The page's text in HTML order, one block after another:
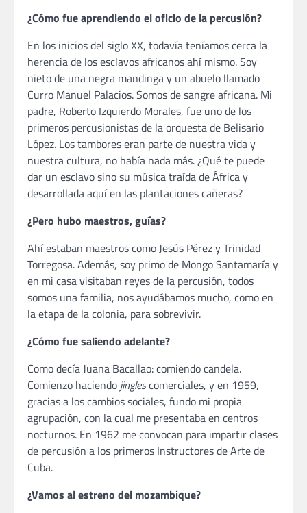
¿Cómo fue aprendiendo el oficio de la percusión?
En los inicios del siglo XX, todavía teníamos cerca la
herencia de los esclavos africanos ahí mismo. Soy
nieto de una negra mandinga y un abuelo llamado
Curro Manuel Palacios. Somos de sangre africana. Mi
padre, Roberto Izquierdo Morales, fue uno de los
primeros percusionistas de la orquesta de Belisario
López. Los tambores eran parte de nuestra vida y
nuestra cultura, no había nada más. ¿Qué te puede
dar un esclavo sino su música traída de África y
desarrollada aquí en las plantaciones cañeras?
¿Pero hubo maestros, guías?
Ahí estaban maestros como Jesús Pérez y Trinidad
Torregosa. Además, soy primo de Mongo Santamaría y
en mi casa visitaban reyes de la percusión, todos
somos una familia, nos ayudábamos mucho, como en
la etapa de la colonia, para sobrevivir.
¿Cómo fue saliendo adelante?
Como decía Juana Bacallao: comiendo candela.
Comienzo haciendo jinglescomerciales, y en 1959,
gracias a los cambios sociales, fundo mi propia
agrupación, con la cual me presentaba en centros
nocturnos. En 1962 me convocan para impartir clases
de percusión a los primeros Instructores de Arte de
Cuba.
¿Vamos al estreno del mozambique?